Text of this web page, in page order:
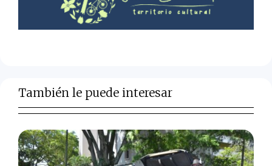
También le puede interesar